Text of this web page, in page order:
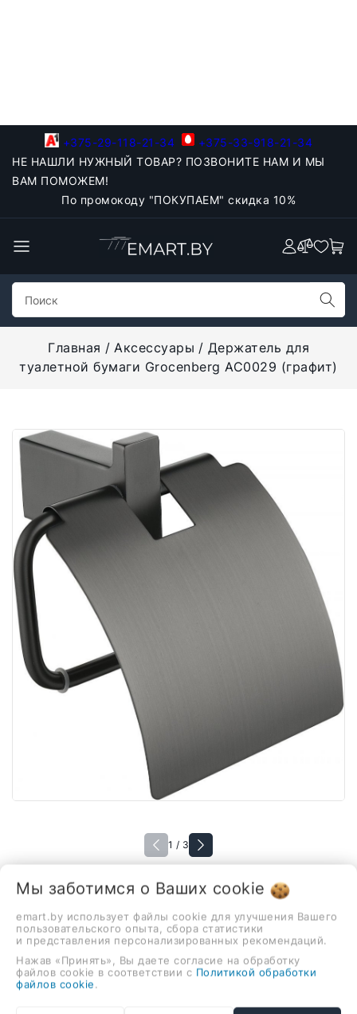
+375-29-118-21-34
+375-33-918-21-34
НЕ НАШЛИ НУЖНЫЙ ТОВАР? ПОЗВОНИТЕ НАМ И МЫ
ВАМ ПОМОЖЕМ!
По промокоду "ПОКУПАЕМ" скидка 10%
Главная Аксессуары
Держатель для
туалетной бумаги Grocenberg AC0029 (графит)
1 / 3
Держатель для туалетной
бумаги Grocenberg AC0029
(графит)
110,00 руб.
Мы заботимся о Ваших cookie
emart.by использует файлы cookie для улучшения Вашего
пользовательского опыта, сбора статистики
и представления персонализированных рекомендаций.
Нажав «Принять», Вы даете согласие на обработку
файлов cookie в соответствии с Политикой обработки
файлов cookie.